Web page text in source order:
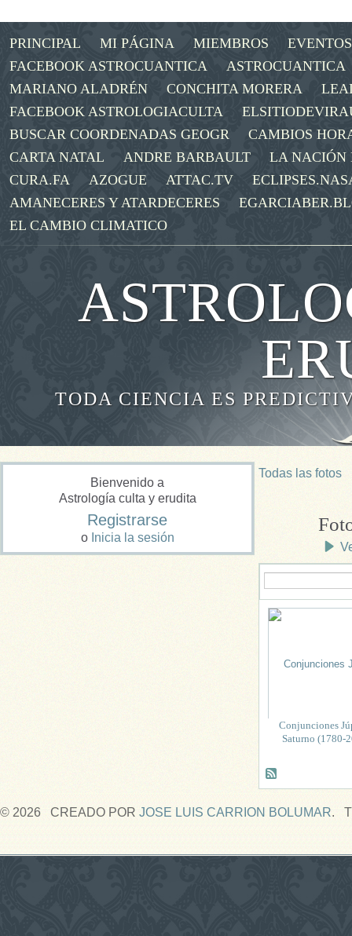
PRINCIPAL MI PÁGINA MIEMBROS
EVENTOS
FACEBOOK ASTROCUANTICA
ASTROCUANTICA
MARIANO ALADRÉN
CONCHITA MORERA
FACEBOOK ASTROLOGIACULTA
BUSCAR COORDENADAS GEOGR
CAMBIOS
CARTA NATAL
ANDRE BARBAULT
LA NACIÓN
CURA.FA
AZOGUE ATTAC.TV
AMANECERES Y ATARDECERES
EL CAMBIO CLIMATICO
TODA CIENCIA ES
Bienvenido a
Astrología culta y erudita
Registrarse
o Inicia la sesión
Todas las fotos
Conjunciones
Saturno (1780-
© 2026 CREADO POR JOSE LUIS CARRION BOLUMAR.